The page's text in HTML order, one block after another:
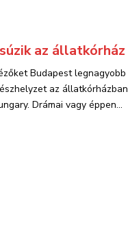
az állatkórház
Budapest legnagyobb
az állatkórházban
Drámai vagy éppen...